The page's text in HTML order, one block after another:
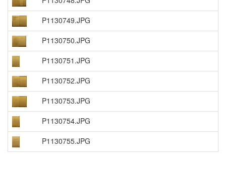
P1130749.JPG
P1130750.JPG
P1130751.JPG
P1130752.JPG
P1130753.JPG
P1130754.JPG
P1130755.JPG